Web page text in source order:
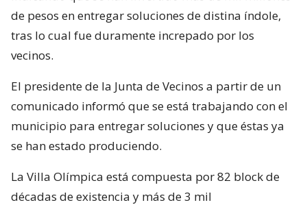
de pesos en entregar soluciones de distina índole,
tras lo cual fue duramente increpado por los
vecinos.
El presidente de la Junta de Vecinos a partir de un
comunicado informó que se está trabajando con el
municipio para entregar soluciones y que éstas ya
se han estado produciendo.
La Villa Olímpica está compuesta por 82 block de
décadas de existencia y más de 3 mil